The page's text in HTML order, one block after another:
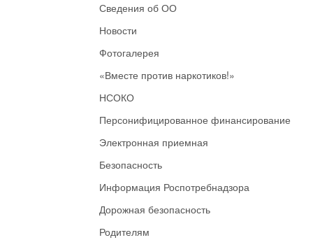
Сведения об ОО
Новости
Фотогалерея
«Вместе против наркотиков!»
НСОКО
Персонифицированное финансирование
Электронная приемная
Безопасность
Информация Роспотребнадзора
Дорожная безопасность
Родителям